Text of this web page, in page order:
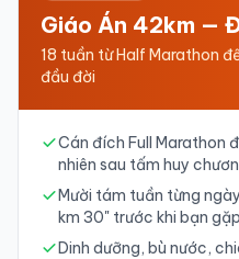
Giáo Án 42km —
18 tuần từ Half Marathon
đầu đời
Cán đích Full Marathon
nhiên sau tấm huy
Mười tám tuần từng
km 30" trước khi bạn
Dinh dưỡng, bù nước,